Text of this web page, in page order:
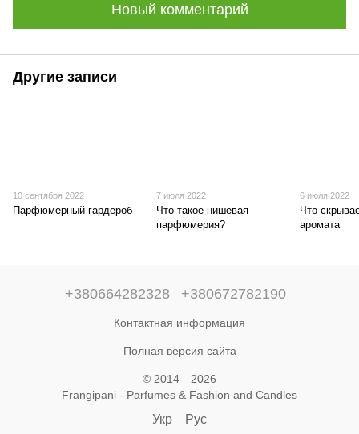
Новый комментарий
Другие записи
10 сентября 2022
Парфюмерный гардероб
7 июля 2022
Что такое нишевая
парфюмерия?
6 июля 2022
Что
аромата
+380664282328 +380672782190
Контактная информация
Полная версия сайта
© 2014—2026
Frangipani - Parfumes & Fashion and Candles
Укр Рус